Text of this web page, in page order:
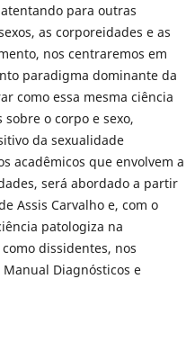
para outras
as corporeidades e as
nos centraremos em
paradigma dominante da
como essa mesma ciência
o corpo e sexo,
da sexualidade
acadêmicos que envolvem a
será abordado a partir
Assis Carvalho e, com o
patologiza na
dissidentes, nos
Diagnósticos e